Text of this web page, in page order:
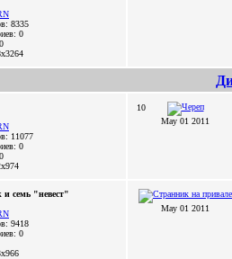
8335
0
11077
0
10
May 01 2011
семь "невест"
9418
0
May 01 2011